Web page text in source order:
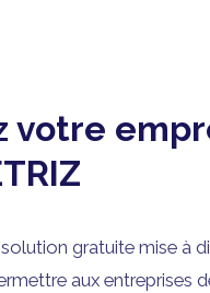
votre
gratuite mise à
aux entreprises